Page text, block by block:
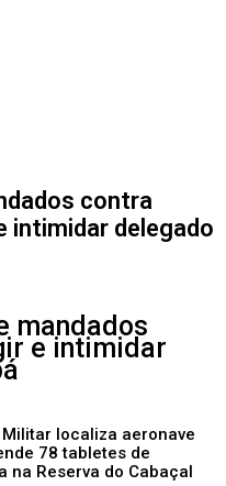
contra
intimidar delegado
mandados
e intimidar
localiza aeronave
78 tabletes de
na Reserva do Cabaçal